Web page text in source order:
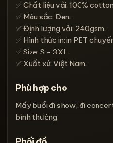
✅ Chất liệu vải: 100%
✅ Màu sắc: Đen.
✅ Định lượng vải: 240gsm.
✅ Hình thức in: in PET
✅ Size: S – 3XL.
✅ Xuất xứ: Việt Nam.
Phù hợp cho
Mấy buổi đi show, đi
bình thường.